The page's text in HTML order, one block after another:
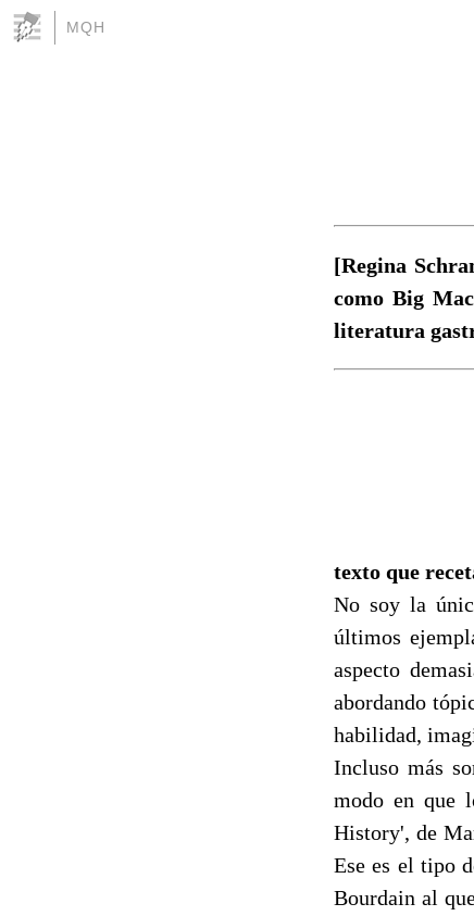
MQH
[Regina
como Big
literatura
texto que
No soy la
últimos
aspecto
abordando
habilidad,
Incluso más
modo en que
History', de
Ese es el tipo
Bourdain al